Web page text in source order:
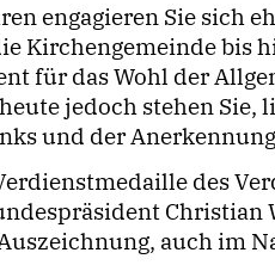
engagieren Sie sich
Kirchengemeinde bis
für das Wohl der
jedoch stehen
und der
des
auch im